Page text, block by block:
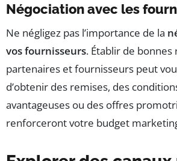
Négociation avec les
Ne négligez pas l’importance de la
vos fournisseurs. Établir de bonnes
partenaires et fournisseurs peut
d’obtenir des remises, des
avantageuses ou des offres
renforceront votre budget